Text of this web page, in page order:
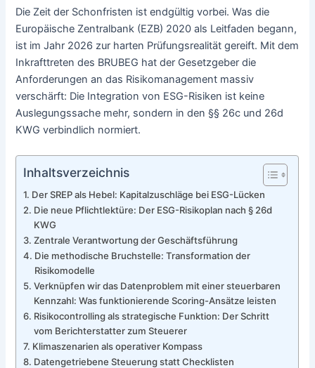
Die Zeit der Schonfristen ist endgültig vorbei. Was die
Europäische Zentralbank (EZB) 2020 als Leitfaden begann,
ist im Jahr 2026 zur harten Prüfungsrealität gereift. Mit dem
Inkrafttreten des BRUBEG hat der Gesetzgeber die
Anforderungen an das Risikomanagement massiv
verschärft: Die Integration von ESG-Risiken ist keine
Auslegungssache mehr, sondern in den §§ 26c und 26d
KWG verbindlich normiert.
Inhaltsverzeichnis
Der SREP als Hebel: Kapitalzuschläge bei ESG-Lücken
Die neue Pflichtlektüre: Der ESG-Risikoplan nach § 26d
KWG
Zentrale Verantwortung der Geschäftsführung
Die methodische Bruchstelle: Transformation der
Risikomodelle
Verknüpfen wir das Datenproblem mit einer steuerbaren
Kennzahl: Was funktionierende Scoring-Ansätze leisten
Risikocontrolling als strategische Funktion: Der Schritt
vom Berichterstatter zum Steuerer
Klimaszenarien als operativer Kompass
Datengetriebene Steuerung statt Checklisten